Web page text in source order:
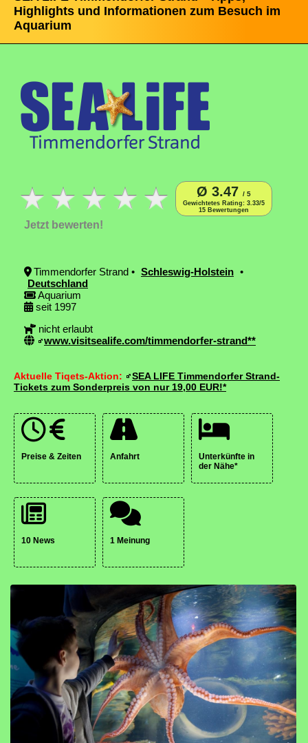
Highlights und Informationen zum Besuch im
Aquarium
Ø 3.47 / 5
Gewichtetes Rating: 3.33/5
15 Bewertungen
Jetzt bewerten!
Timmendorfer Strand • Schleswig-Holstein •
Deutschland
Aquarium
seit 1997
nicht erlaubt
www.visitsealife.com/timmendorfer-strand**
Aktuelle Tiqets-Aktion:
SEA LIFE Timmendorfer Strand-
Tickets zum Sonderpreis von nur 19,00 EUR!*
Preise & Zeiten Anfahrt
Unterkünfte in
der Nähe*
10 News 1 Meinung